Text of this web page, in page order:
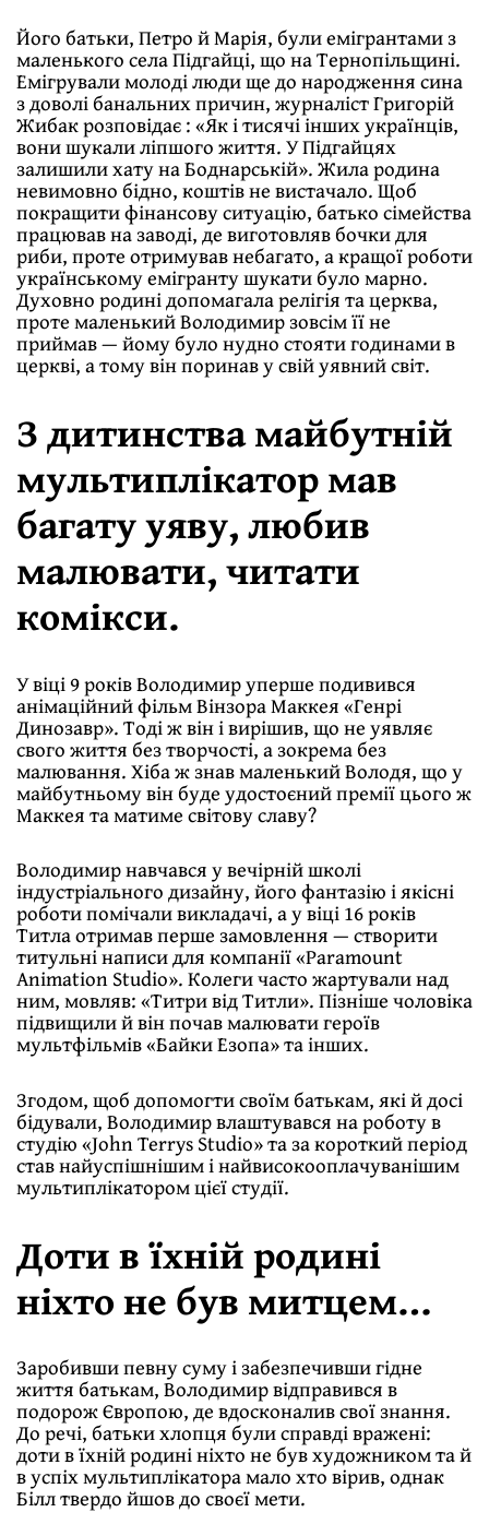
Його батьки, Петро й Марія, були емігрантами з
маленького села Підгайці, що на Тернопільщині.
Емігрували молоді люди ще до народження сина
з доволі банальних причин, журналіст Григорій
Жибак розповідає : «Як і тисячі інших українців,
вони шукали ліпшого життя. У Підгайцях
залишили хату на Боднарській». Жила родина
невимовно бідно, коштів не вистачало. Щоб
покращити фінансову ситуацію, батько сімейства
працював на заводі, де виготовляв бочки для
риби, проте отримував небагато, а кращої роботи
українському емігранту шукати було марно.
Духовно родині допомагала релігія та церква,
проте маленький Володимир зовсім її не
приймав — йому було нудно стояти годинами в
церкві, а тому він поринав у свій уявний світ.
З дитинства майбутній
мультиплікатор мав
багату уяву, любив
малювати, читати
комікси.
У віці 9 років Володимир уперше подивився
анімаційний фільм Вінзора Маккея «Генрі
Динозавр». Тоді ж він і вирішив, що не уявляє
свого життя без творчості, а зокрема без
малювання. Хіба ж знав маленький Володя, що у
майбутньому він буде удостоєний премії цього ж
Маккея та матиме світову славу?
Володимир навчався у вечірній школі
індустріального дизайну, його фантазію і якісні
роботи помічали викладачі, а у віці 16 років
Титла отримав перше замовлення — створити
титульні написи для компанії «Paramount
Animation Studio». Колеги часто жартували над
ним, мовляв: «Титри від Титли». Пізніше чоловіка
підвищили й він почав малювати героїв
мультфільмів «Байки Езопа» та інших.
Згодом, щоб допомогти своїм батькам, які й досі
бідували, Володимир влаштувався на роботу в
студію «John Terrys Studio» та за короткий період
став найуспішнішим і найвисокооплачуванішим
мультиплікатором цієї студії.
Доти в їхній родині
ніхто не був митцем…
Заробивши певну суму і забезпечивши гідне
життя батькам, Володимир відправився в
подорож Європою, де вдосконалив свої знання.
До речі, батьки хлопця були справді вражені:
доти в їхній родині ніхто не був художником та й
в успіх мультиплікатора мало хто вірив, однак
Білл твердо йшов до своєї мети.